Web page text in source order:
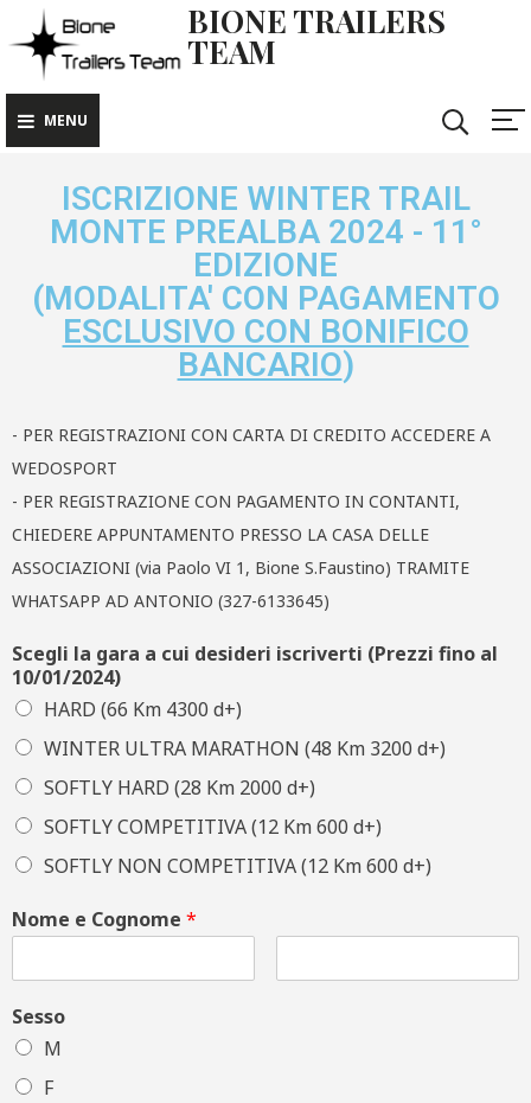
BIONE TRAILERS
TEAM
MENU
ISCRIZIONE WINTER TRAIL
MONTE PREALBA 2024 - 11°
EDIZIONE
(MODALITA' CON PAGAMENTO
ESCLUSIVO CON BONIFICO
BANCARIO)
- PER REGISTRAZIONI CON CARTA DI CREDITO ACCEDERE A
WEDOSPORT
- PER REGISTRAZIONE CON PAGAMENTO IN CONTANTI,
CHIEDERE APPUNTAMENTO PRESSO LA CASA DELLE
ASSOCIAZIONI (via Paolo VI 1, Bione S.Faustino) TRAMITE
WHATSAPP AD ANTONIO (327-6133645)
Scegli la gara a cui desideri iscriverti (Prezzi fino al
10/01/2024)
HARD (66 Km 4300 d+)
WINTER ULTRA MARATHON (48 Km 3200 d+)
SOFTLY HARD (28 Km 2000 d+)
SOFTLY COMPETITIVA (12 Km 600 d+)
SOFTLY NON COMPETITIVA (12 Km 600 d+)
Nome e Cognome *
Sesso
M
F